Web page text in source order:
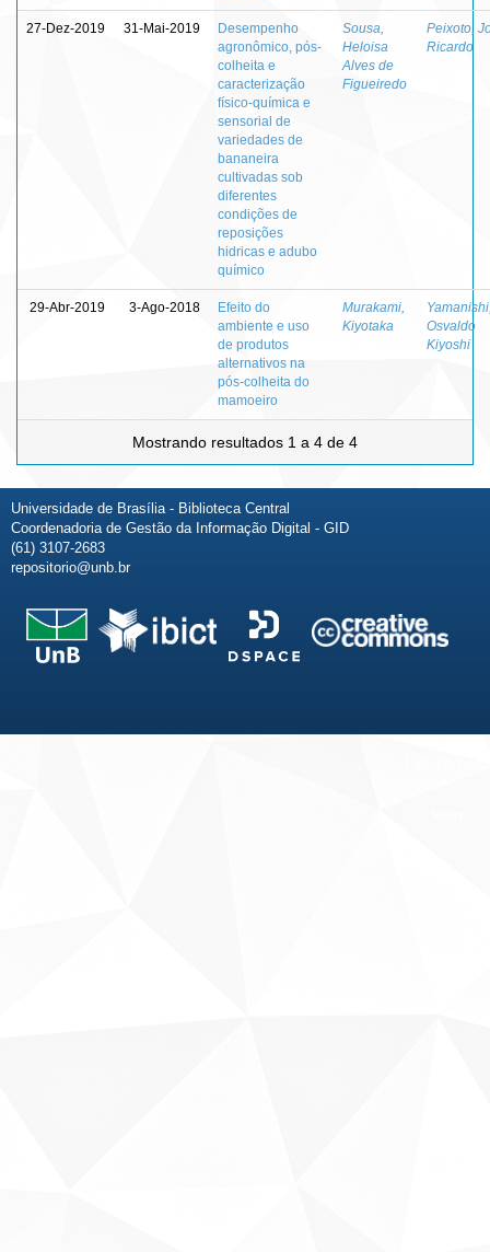
27-Dez-2019 31-Mai-2019
Desempenho
agronômico, pós-
colheita e
caracterização
físico-química e
sensorial de
variedades de
bananeira
cultivadas sob
diferentes
condições de
reposições
hidricas e adubo
químico
Sousa,
Heloisa
Alves de
Figueiredo
Peixoto,
Ricardo
29-Abr-2019 3-Ago-2018
Efeito do
ambiente e uso
de produtos
alternativos na
pós-colheita do
mamoeiro
Murakami,
Kiyotaka
Osvaldo
Kiyoshi
Mostrando resultados 1 a 4 de 4
Universidade de Brasília - Biblioteca Central
Coordenadoria de Gestão da Informação Digital - GID
(61) 3107-2683
repositorio@unb.br